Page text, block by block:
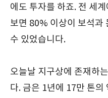
에도 투자를 하죠. 전 세
보면 80% 이상이 보석과
수 있었습니다.
오늘날 지구상에 존재하
다. 금은 1년에 17만 톤